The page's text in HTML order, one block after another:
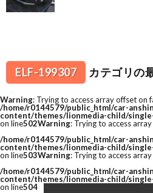
ELF-199307 カテゴリの
Warning: Trying to access array offset on
/home/r0144579/public_html/car-
content/themes/lionmedia-child/
on line502Warning: Trying to access
/home/r0144579/public_html/car-
content/themes/lionmedia-child/
on line503Warning: Trying to access
/home/r0144579/public_html/car-
content/themes/lionmedia-child/
on line504